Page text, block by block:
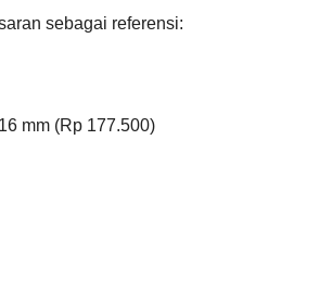
sebagai referensi:
mm (Rp 177.500)